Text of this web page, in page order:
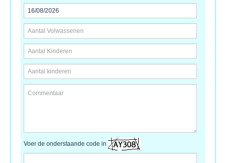
Voer de onderstaande code in